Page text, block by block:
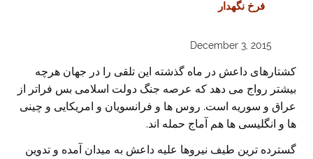
فرخ نگهدار
December 3, 2015
کشتارهای داعش در ماه گذشته این تلقی را در جهان هرچه
بیشتر رواج می دهد که عرصه جنگ دولت اسلامی بس فراتر از
عراق و سوریه است. روس ها و فرانسویان و امریکایی و چینی
ها و انگلیسی ها هم آماج حمله اند.
گسترده ترین طیف نیروها علیه داعش به میدان آمده و تدوین